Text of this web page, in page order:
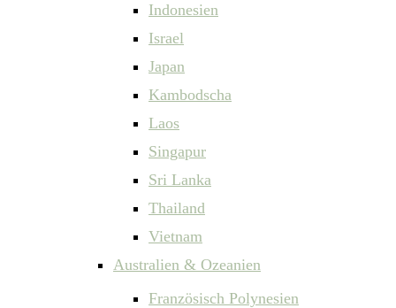
Indonesien
Israel
Japan
Kambodscha
Laos
Singapur
Sri Lanka
Thailand
Vietnam
Australien & Ozeanien
Französisch Polynesien